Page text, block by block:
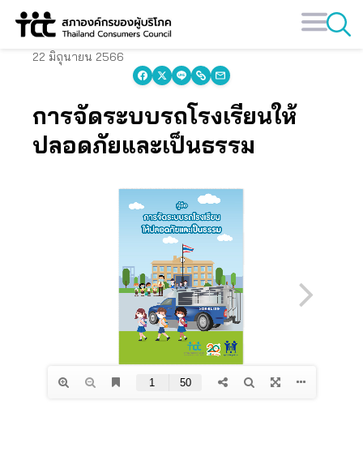
Skip
22 มิถุนายน 2566
การจัดระบบรถโรงเรียนให้
ปลอดภัยและเป็นธรรม